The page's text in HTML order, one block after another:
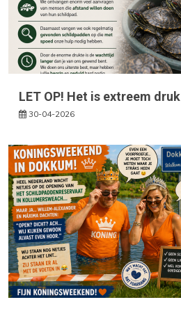
LET OP! Het is extreem druk
30-04-2026